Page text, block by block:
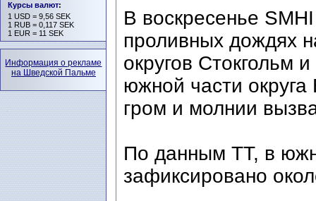
В воскресенье
проливных дождях
округов Стокгольм
южной части
гром и молнии
По данным TT, в
зафиксировано
Курсы валют:
1 USD = 9,56 SEK
1 RUB = 0,117 SEK
1 EUR = 11 SEK
Информация о рекламе
на Шведской Пальме